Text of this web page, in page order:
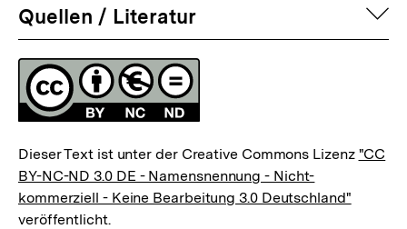
Quellen / Literatur
Fussnoten
Lizenz
Dieser Text ist unter der Creative Commons Lizenz "CC
BY-NC-ND 3.0 DE - Namensnennung - Nicht-
kommerziell - Keine Bearbeitung 3.0 Deutschland"
veröffentlicht.